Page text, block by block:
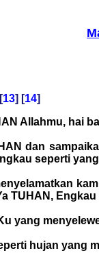
13] [14]
Allahmu, hai
dan
seperti
TUHAN,
yang
hujan yang